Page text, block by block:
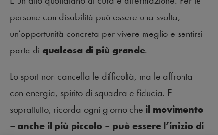
persone con disabilità può essere una svolta,
un’opportunità concreta per vivere meglio e sentirsi
parte di qualcosa di più grande.
Lo sport non cancella le difficoltà, ma le affronta
con energia, spirito di squadra e fiducia. E
soprattutto, ricorda ogni giorno che il movimento
– anche il più piccolo – può essere l’inizio di